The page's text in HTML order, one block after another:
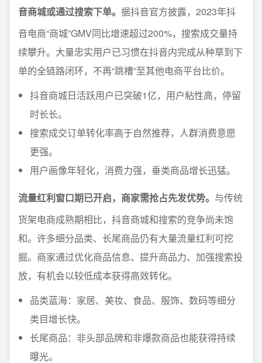
音商城或通过搜索下单。 据抖音官方披露，2023年抖
音电商“商城”GMV同比增速超过200%，搜索成交量持
续攀升。大量忠实用户已习惯在抖音内完成从种草到下
单的全链路闭环，不再“跳槽”至其他电商平台比价。
抖音商城日活跃用户已突破1亿，用户粘性高，停留
时长长。
搜索成交订单转化率高于自然推荐，人群消费意愿
更强。
用户画像年轻化，消费力强，垂类商品增长迅猛。
流量红利窗口期已开启，商家需抢占先发优势。 与传统
货架电商成熟期相比，抖音商城和搜索的竞争尚未饱
和。许多细分品类、长尾商品仍有大量流量红利可挖
掘。商家通过优化商品信息、提升商品力、加强搜索投
放，有机会以较低成本获得高效转化。
品类蓝海：家居、美妆、食品、服饰、数码等细分
类目增长快。
长尾商品：非头部品牌和非爆款商品也能获得持续
曝光。